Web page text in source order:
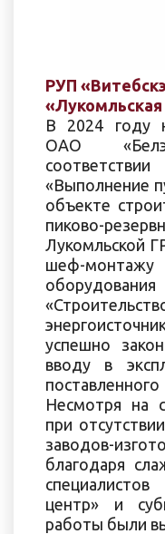
РУП
В 2024 году
ОАО
«Выполнение
объекте
пиково-
Лукомльской
шеф-
успешно
вводу в
Несмотря на
при
заводов-
благодаря
центр» и
работы были